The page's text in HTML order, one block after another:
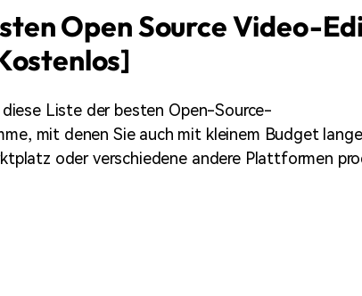
Open Source Video-
Liste der besten Open-Source-
mit denen Sie auch mit kleinem Budget
oder verschiedene andere Plattformen